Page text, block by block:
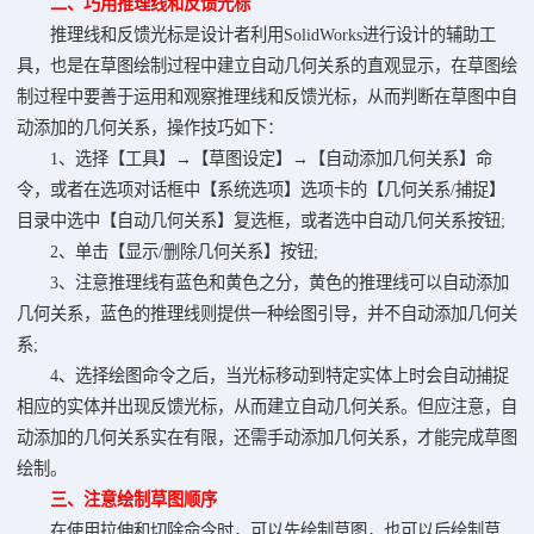
推理线和反馈光标是设计者利用SolidWorks进行设计的辅助工
具，也是在草图绘制过程中建立自动几何关系的直观显示，在草图绘
制过程中要善于运用和观察推理线和反馈光标，从而判断在草图中自
动添加的几何关系，操作技巧如下：
1、选择【工具】→【草图设定】→【自动添加几何关系】命
令，或者在选项对话框中【系统选项】选项卡的【几何关系/捕捉】
目录中选中【自动几何关系】复选框，或者选中自动几何关系按钮;
2、单击【显示/删除几何关系】按钮;
3、注意推理线有蓝色和黄色之分，黄色的推理线可以自动添加
几何关系，蓝色的推理线则提供一种绘图引导，并不自动添加几何关
系;
4、选择绘图命令之后，当光标移动到特定实体上时会自动捕捉
相应的实体并出现反馈光标，从而建立自动几何关系。但应注意，自
动添加的几何关系实在有限，还需手动添加几何关系，才能完成草图
绘制。
三、注意绘制草图顺序
在使用拉伸和切除命令时，可以先绘制草图，也可以后绘制草